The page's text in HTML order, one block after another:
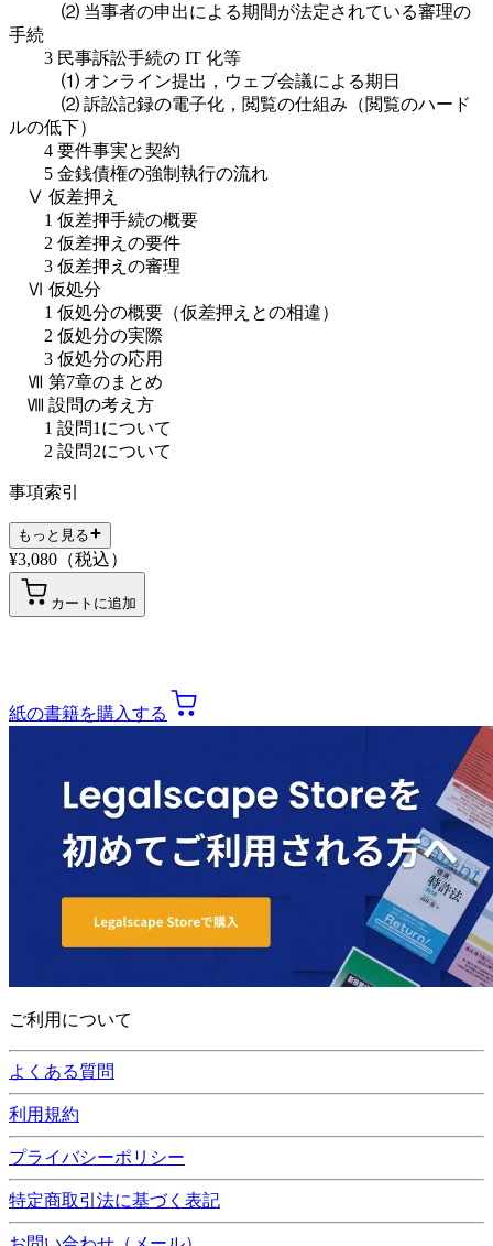
⑵ 当事者の申出による期間が法定されている審理の
手続
3 民事訴訟手続の IT 化等
⑴ オンライン提出，ウェブ会議による期日
⑵ 訴訟記録の電子化，閲覧の仕組み（閲覧のハード
ルの低下）
4 要件事実と契約
5 金銭債権の強制執行の流れ
Ⅴ 仮差押え
1 仮差押手続の概要
2 仮差押えの要件
3 仮差押えの審理
Ⅵ 仮処分
1 仮処分の概要（仮差押えとの相違）
2 仮処分の実際
3 仮処分の応用
Ⅶ 第7章のまとめ
Ⅷ 設問の考え方
1 設問1について
2 設問2について
事項索引
もっと見る
¥3,080 （税込）
カートに追加
紙の書籍を購入する
ご利用について
よくある質問
利用規約
プライバシーポリシー
特定商取引法に基づく表記